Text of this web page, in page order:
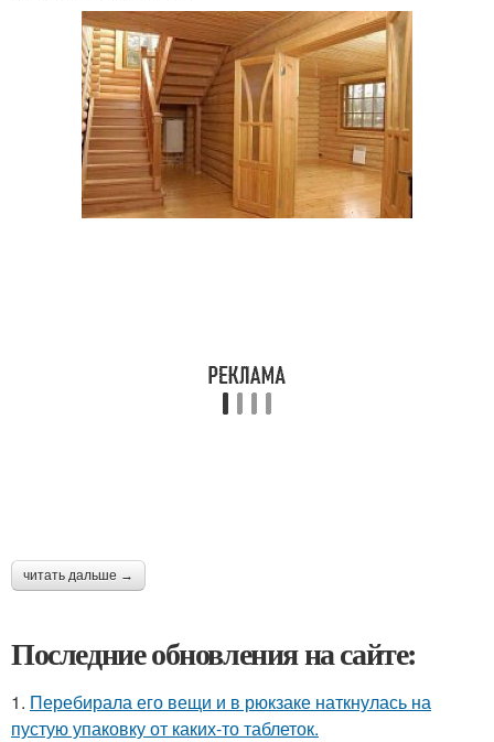
читать дальше →
Последние обновления на сайте:
1. Перебирала его вещи и в рюкзаке наткнулась на
пустую упаковку от каких-то таблеток.